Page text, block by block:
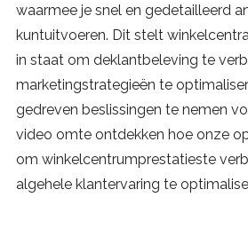
waarmee je snel en gedetailleerd
kuntuitvoeren. Dit stelt
in staat om deklantbeleving te
marketingstrategieën te
gedreven beslissingen te nemen
video omte ontdekken hoe onze
om winkelcentrumprestatieste
algehele klantervaring te